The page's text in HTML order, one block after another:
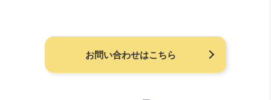
お問い合わせはこちら